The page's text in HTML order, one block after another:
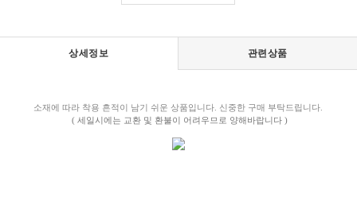
상세정보 관련상품
소재에 따라 착용 흔적이 남기 쉬운 상품입니다. 신중한 구매 부탁드립니다.
( 세일시에는 교환 및 환불이 어려우므로 양해바랍니다 )